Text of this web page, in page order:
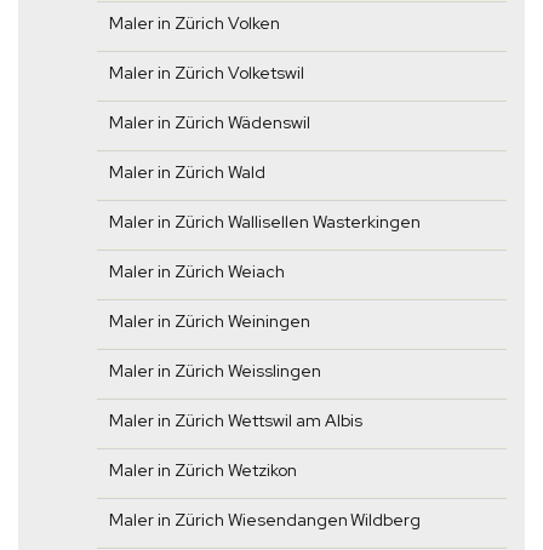
Maler in Zürich Volken
Maler in Zürich Volketswil
Maler in Zürich Wädenswil
Maler in Zürich Wald
Maler in Zürich Wallisellen Wasterkingen
Maler in Zürich Weiach
Maler in Zürich Weiningen
Maler in Zürich Weisslingen
Maler in Zürich Wettswil am Albis
Maler in Zürich Wetzikon
Maler in Zürich Wiesendangen Wildberg